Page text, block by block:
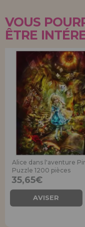
VOUS
ÊTRE
Alice dans l'aventure
Puzzle 1200 pièces
35,65€
AVISER